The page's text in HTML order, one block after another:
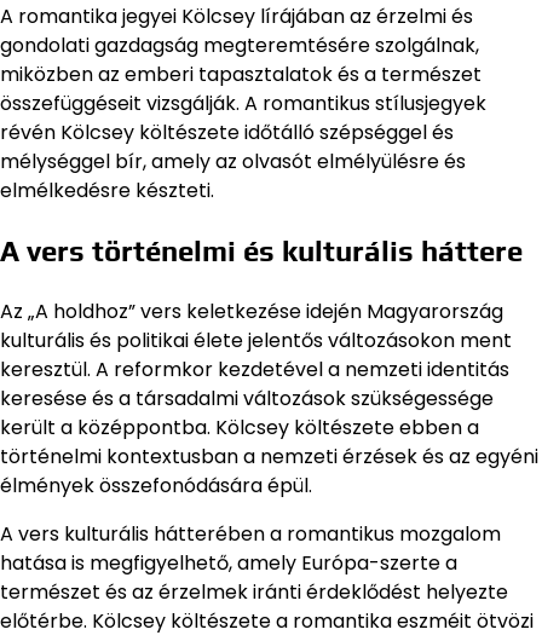
A romantika jegyei Kölcsey lírájában az érzelmi és
gondolati gazdagság megteremtésére szolgálnak,
miközben az emberi tapasztalatok és a természet
összefüggéseit vizsgálják. A romantikus stílusjegyek
révén Kölcsey költészete időtálló szépséggel és
mélységgel bír, amely az olvasót elmélyülésre és
elmélkedésre készteti.
A vers történelmi és kulturális háttere
Az „A holdhoz” vers keletkezése idején Magyarország
kulturális és politikai élete jelentős változásokon ment
keresztül. A reformkor kezdetével a nemzeti identitás
keresése és a társadalmi változások szükségessége
került a középpontba. Kölcsey költészete ebben a
történelmi kontextusban a nemzeti érzések és az egyéni
élmények összefonódására épül.
A vers kulturális hátterében a romantikus mozgalom
hatása is megfigyelhető, amely Európa-szerte a
természet és az érzelmek iránti érdeklődést helyezte
előtérbe. Kölcsey költészete a romantika eszméit ötvözi